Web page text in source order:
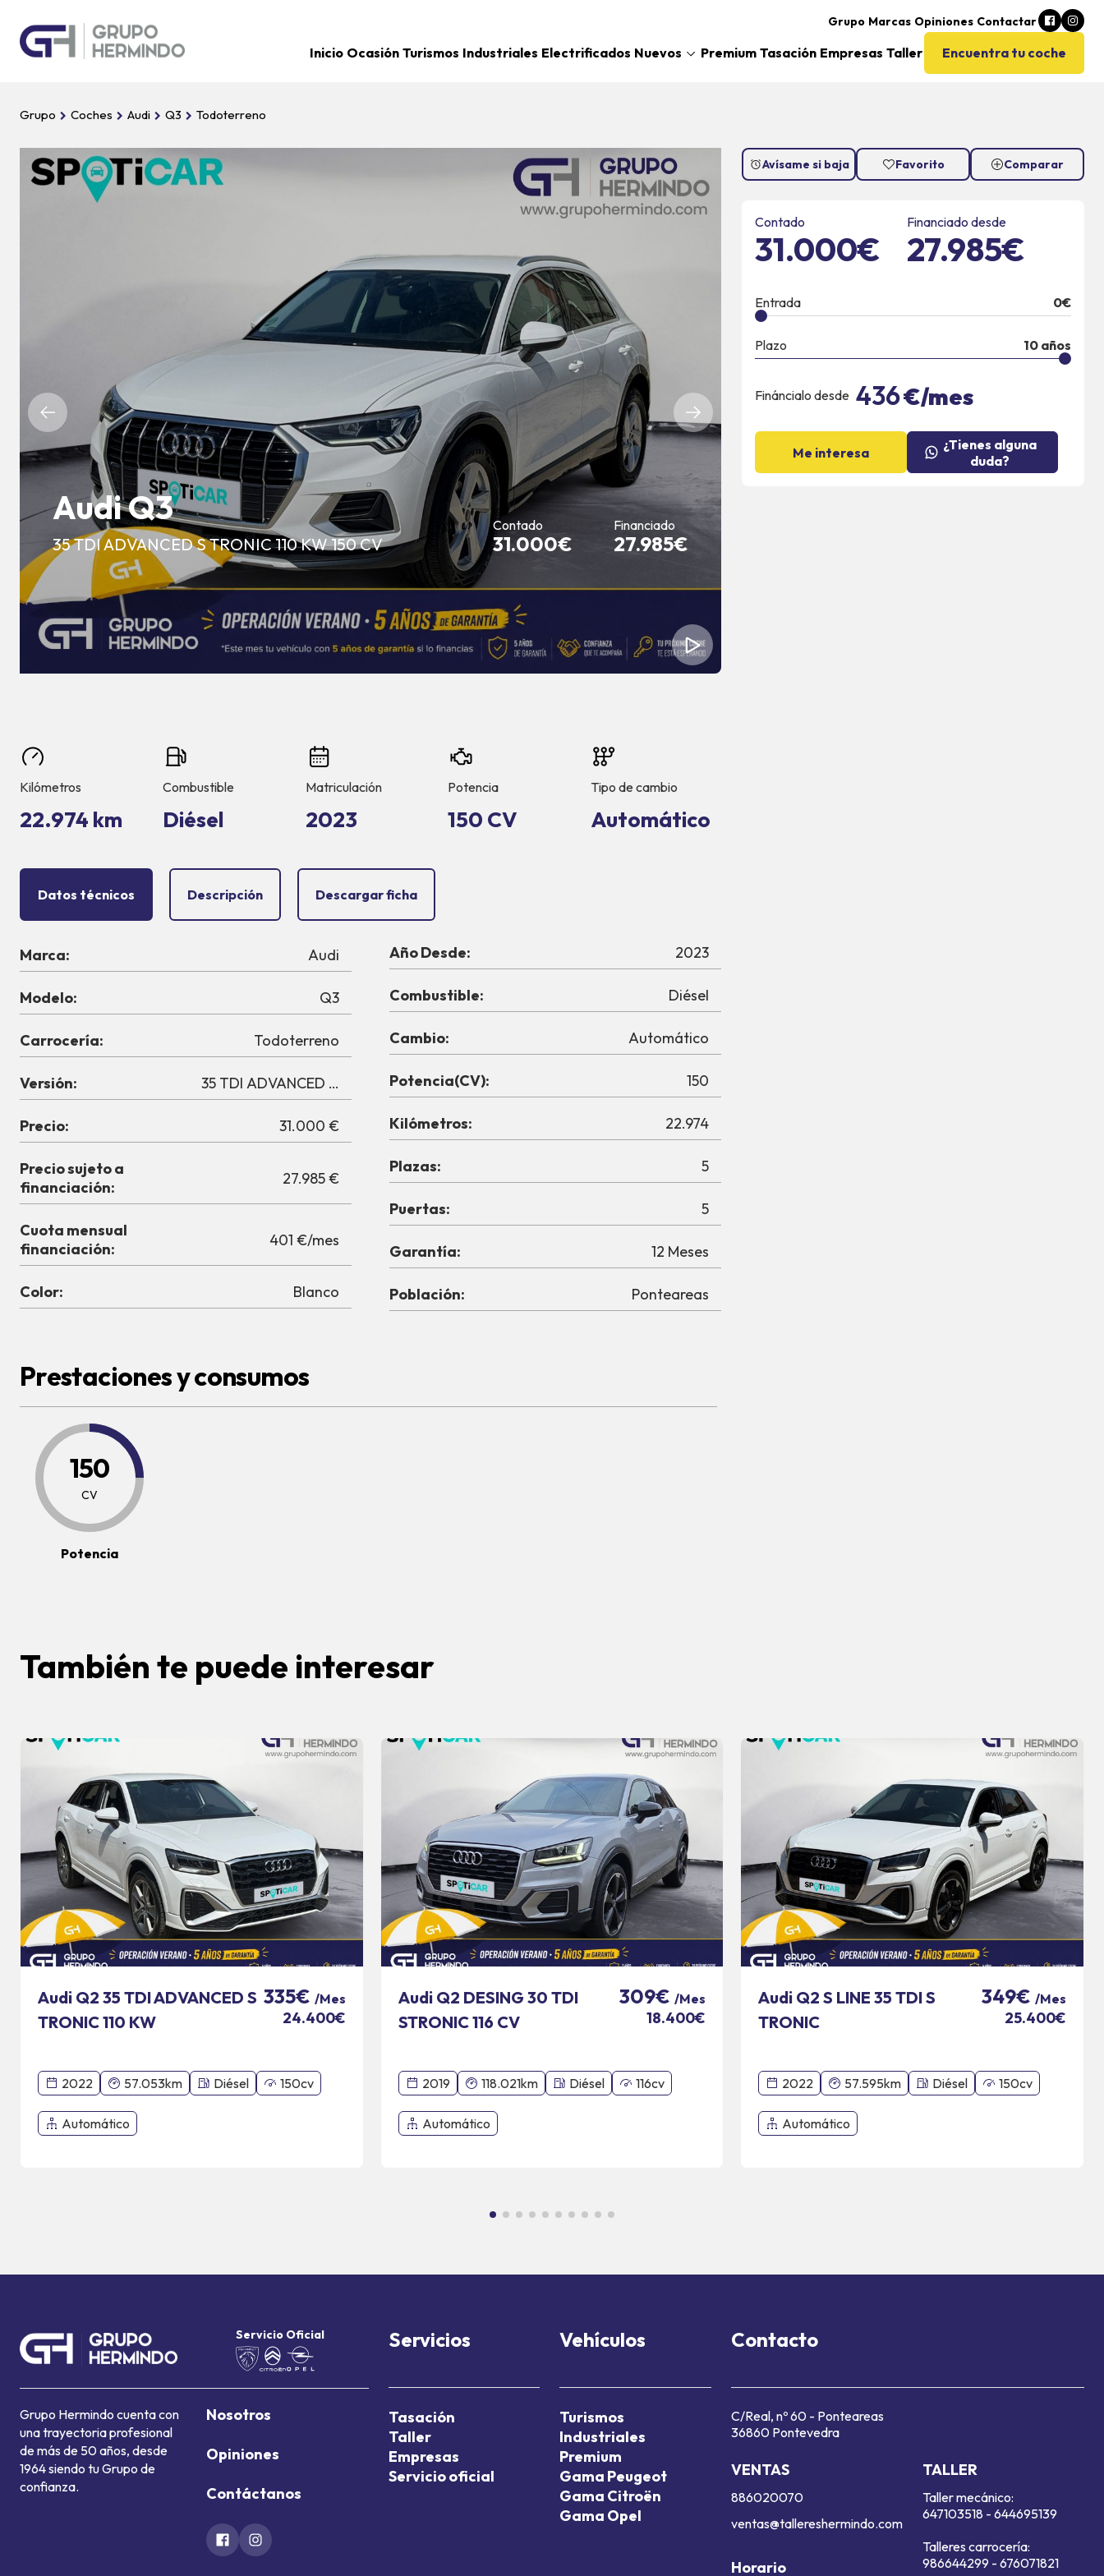
Grupo Marcas Opiniones Contactar
Inicio Ocasión Turismos Industriales Electrificados Nuevos Premium Tasación Empresas Taller Encuentra tu coche
Grupo Coches Audi Q3 Todoterreno
Audi Q3
35 TDI ADVANCED S TRONIC 110 KW 150 CV
Contado
31.000€
Financiado
27.985€
Avísame si baja Favorito Comparar
Contado
31.000€
Financiado desde
27.985€
Entrada 0€
Plazo 10 años
Fináncialo desde 436€/mes
Me interesa
¿Tienes alguna
duda?
Kilómetros
22.974 km
Combustible
Diésel
Matriculación
2023
Potencia
150 CV
Tipo de cambio
Automático
Datos técnicos Descripción Descargar ficha
Marca: Audi
Modelo: Q3
Carrocería: Todoterreno
Versión: 35 TDI ADVANCED S TRONIC 110 KW 150 CV
Precio: 31.000 €
Precio sujeto a
financiación:
27.985 €
Cuota mensual
financiación:
401 €/mes
Color: Blanco
Año Desde: 2023
Combustible: Diésel
Cambio: Automático
Potencia(CV): 150
Kilómetros: 22.974
Plazas: 5
Puertas: 5
Garantía: 12 Meses
Población: Ponteareas
Prestaciones y consumos
150
CV
Potencia
También te puede interesar
Audi Q2 35 TDI ADVANCED S
TRONIC 110 KW
335€ /Mes
24.400€
2022 57.053km Diésel 150cv
Automático
Audi Q2 DESING 30 TDI
STRONIC 116 CV
309€/Mes
18.400€
2019 118.021km Diésel 116cv
Automático
Audi Q2 S LINE 35 TDI S
TRONIC
349€ /Mes
25.400€
2022 57.595km Diésel 150cv
Automático
Servicio Oficial
Grupo Hermindo cuenta con
una trayectoria profesional
de más de 50 años, desde
1964 siendo tu Grupo de
confianza.
Nosotros
Opiniones
Contáctanos
Servicios
Tasación
Taller
Empresas
Servicio oficial
Vehículos
Turismos
Industriales
Premium
Gama Peugeot
Gama Citroën
Gama Opel
Contacto
C/Real, nº 60 - Ponteareas
36860 Pontevedra
VENTAS
886020070
ventas@tallereshermindo.com
Horario
TALLER
Taller mecánico:
647103518 - 644695139
Talleres carrocería:
986644299 - 676071821